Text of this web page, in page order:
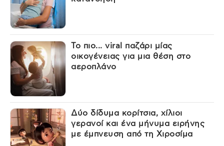
Το πιο... viral παζάρι μίας
οικογένειας για μια θέση στο
αεροπλάνο
Δύο δίδυμα κορίτσια, χίλιοι
γερανοί και ένα μήνυμα ειρήνης
με έμπνευση από τη Χιροσίμα